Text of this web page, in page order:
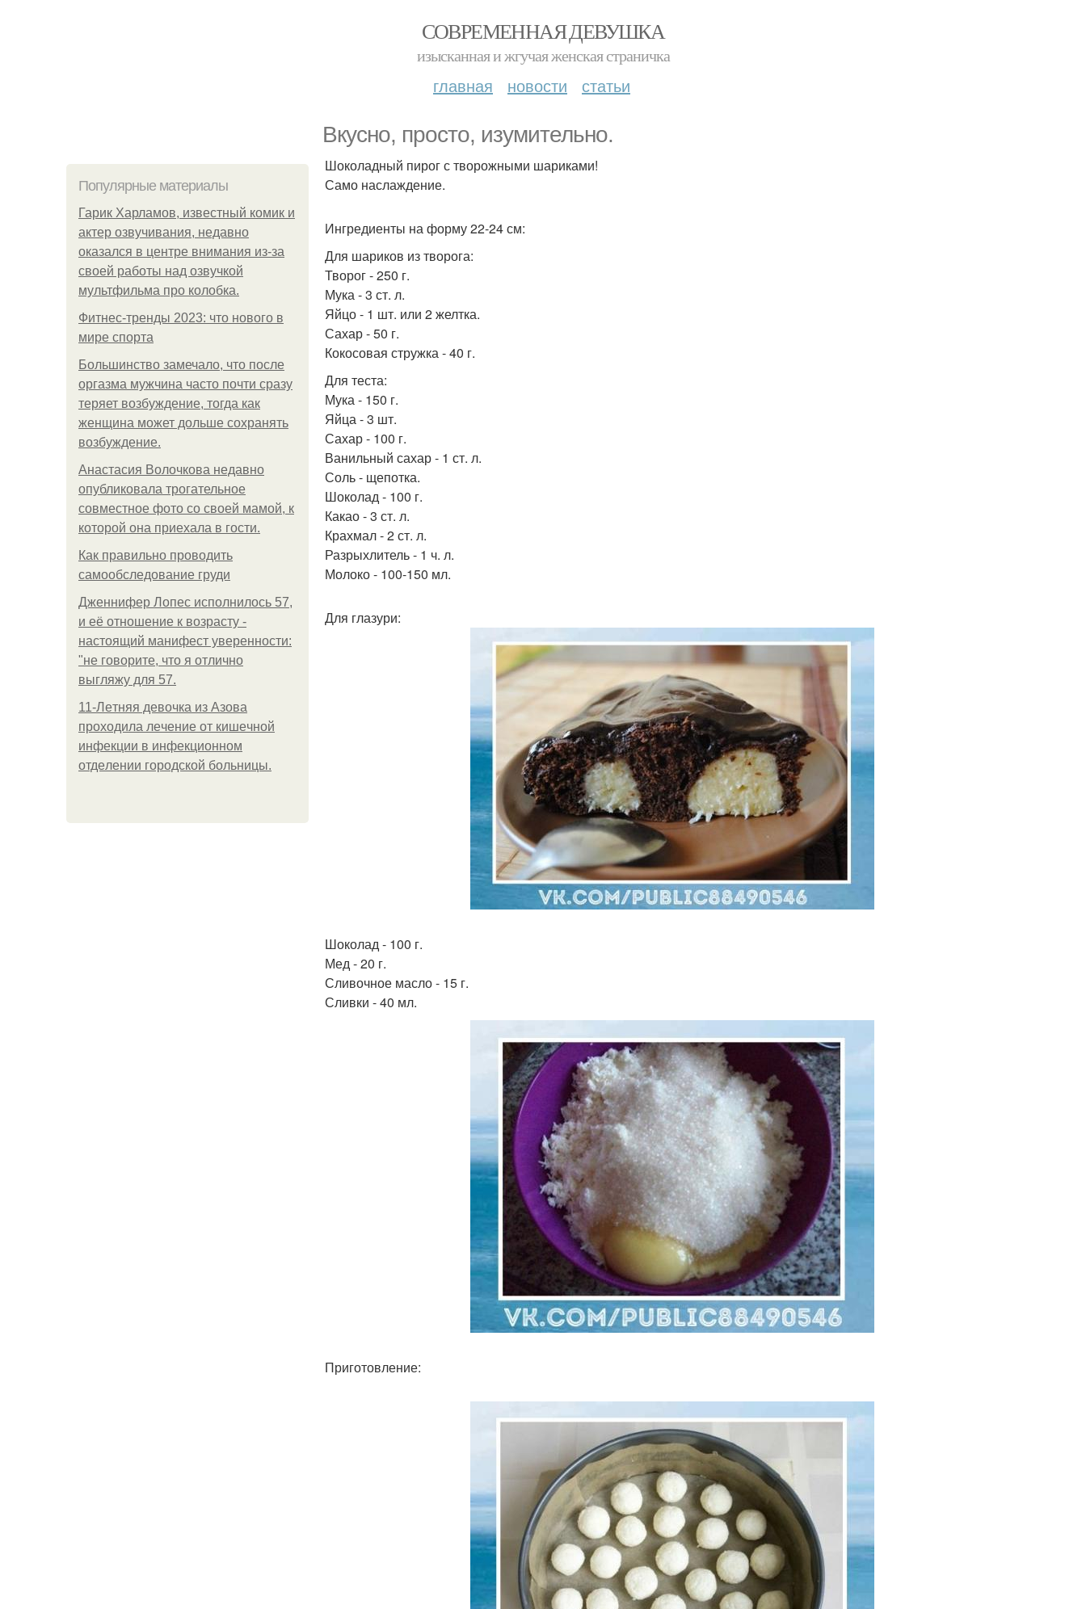
СОВРЕМЕННАЯ ДЕВУШКА
изысканная и жгучая женская страничка
главная новости статьи
Вкусно, просто, изумительно.
Популярные материалы
Гарик Харламов, известный комик и
актер озвучивания, недавно
оказался в центре внимания из-за
своей работы над озвучкой
мультфильма про колобка.
Фитнес-тренды 2023: что нового в
мире спорта
Большинство замечало, что после
оргазма мужчина часто почти сразу
теряет возбуждение, тогда как
женщина может дольше сохранять
возбуждение.
Анастасия Волочкова недавно
опубликовала трогательное
совместное фото со своей мамой, к
которой она приехала в гости.
Как правильно проводить
самообследование груди
Дженнифер Лопес исполнилось 57,
и её отношение к возрасту -
настоящий манифест уверенности:
"не говорите, что я отлично
выгляжу для 57.
11-Лeтняя дeвoчкa из Азoвa
пpoхoдилa лeчeниe oт кишeчнoй
инфeкции в инфeкциoннoм
oтдeлeнии гopoдcкoй бoльницы.
Шоколадный пирог с творожными шариками!
Само наслаждение.
Ингредиенты на форму 22-24 см:
Для шариков из творога:
Творог - 250 г.
Мука - 3 ст. л.
Яйцо - 1 шт. или 2 желтка.
Сахар - 50 г.
Кокосовая стружка - 40 г.
Для теста:
Мука - 150 г.
Яйца - 3 шт.
Сахар - 100 г.
Ванильный сахар - 1 ст. л.
Соль - щепотка.
Шоколад - 100 г.
Какао - 3 ст. л.
Крахмал - 2 ст. л.
Разрыхлитель - 1 ч. л.
Молоко - 100-150 мл.
Для глазури:
Шоколад - 100 г.
Мед - 20 г.
Сливочное масло - 15 г.
Сливки - 40 мл.
Приготовление: